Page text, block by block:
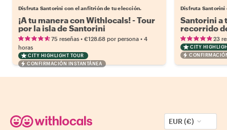
Disfruta Santorini con el anfitrión de tu elección.
¡A tu manera con Withlocals! - Tour
por la isla de Santorini
75 reseñas • €128.68 por persona • 4
horas
CITY HIGHLIGHT TOUR
CONFIRMACIÓN INSTANTÁNEA
Disfruta Santorini
Santorini a
recorrido
23
CITY
EUR (€)